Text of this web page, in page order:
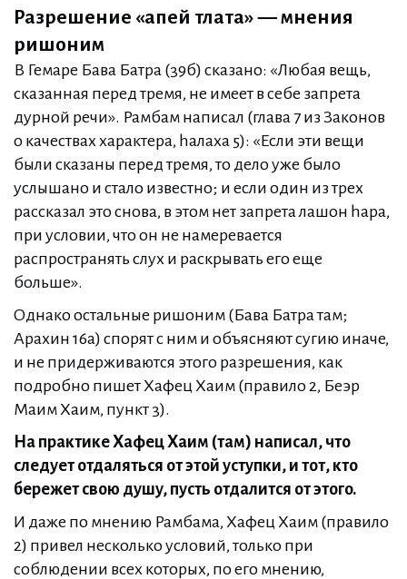
Разрешение «апей тлата» — мнения
ришоним
В Гемаре Бава Батра (39б) сказано: «Любая вещь,
сказанная перед тремя, не имеет в себе запрета
дурной речи». Рамбам написал (глава 7 из Законов
о качествах характера, hалаха 5): «Если эти вещи
были сказаны перед тремя, то дело уже было
услышано и стало известно; и если один из трех
рассказал это снова, в этом нет запрета лашон hара,
при условии, что он не намеревается
распространять слух и раскрывать его еще
больше».
Однако остальные ришоним (Бава Батра там;
Арахин 16а) спорят с ним и объясняют сугию иначе,
и не придерживаются этого разрешения, как
подробно пишет Хафец Хаим (правило 2, Беэр
Маим Хаим, пункт 3).
На практике Хафец Хаим (там) написал, что
следует отдаляться от этой уступки, и тот, кто
бережет свою душу, пусть отдалится от этого.
И даже по мнению Рамбама, Хафец Хаим (правило
2) привел несколько условий, только при
соблюдении всех которых, по его мнению,